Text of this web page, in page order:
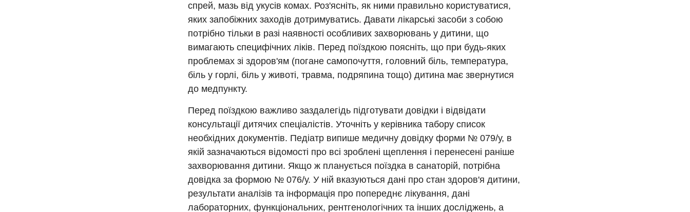
спрей, мазь від укусів комах. Роз'ясніть, як ними правильно користуватися,
яких запобіжних заходів дотримуватись. Давати лікарські засоби з собою
потрібно тільки в разі наявності особливих захворювань у дитини, що
вимагають специфічних ліків. Перед поїздкою поясніть, що при будь-яких
проблемах зі здоров'ям (погане самопочуття, головний біль, температура,
біль у горлі, біль у животі, травма, подряпина тощо) дитина має звернутися
до медпункту.
Перед поїздкою важливо заздалегідь підготувати довідки і відвідати
консультації дитячих спеціалістів. Уточніть у керівника табору список
необхідних документів. Педіатр випише медичну довідку форми № 079/у, в
якій зазначаються відомості про всі зроблені щеплення і перенесені раніше
захворювання дитини. Якщо ж планується поїздка в санаторій, потрібна
довідка за формою № 076/у. У ній вказуються дані про стан здоров'я дитини,
результати аналізів та інформація про попереднє лікування, дані
лабораторних, функціональних, рентгенологічних та інших досліджень, а